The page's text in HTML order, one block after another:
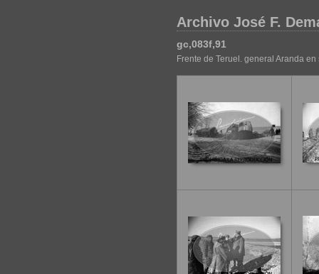
Archivo José F.
gc,083f,91
Frente de Teruel. general Aranda en